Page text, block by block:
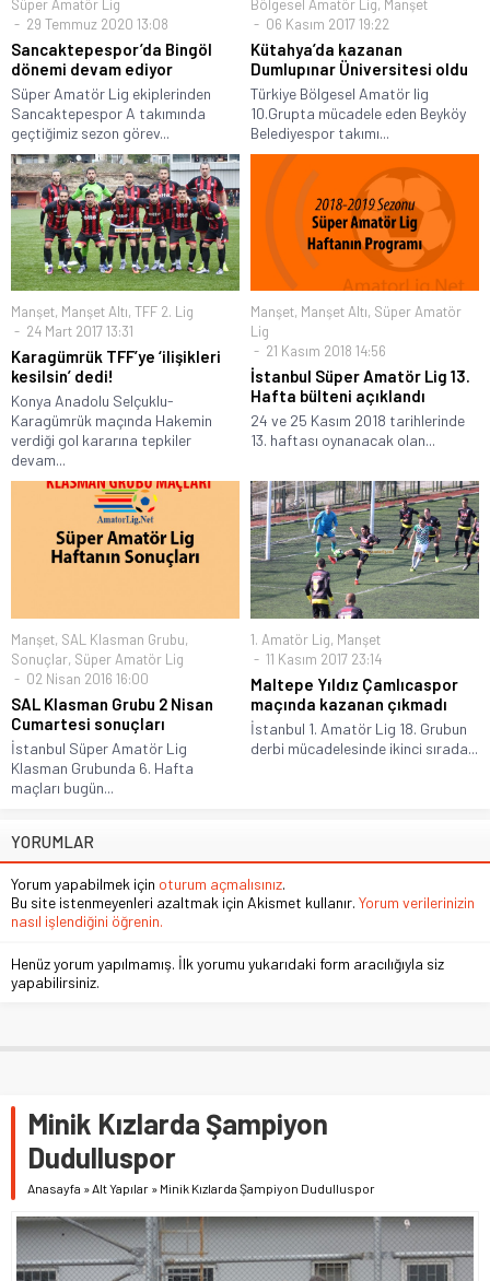
Süper Amatör Lig
29 Temmuz 2020 13:08
Sancaktepespor’da Bingöl
dönemi devam ediyor
Süper Amatör Lig ekiplerinden
Sancaktepespor A takımında
geçtiğimiz sezon görev...
Bölgesel Amatör Lig, Manşet
06 Kasım 2017 19:22
Kütahya’da kazanan
Dumlupınar Üniversitesi oldu
Türkiye Bölgesel Amatör lig
10.Grupta mücadele eden Beyköy
Belediyespor takımı...
Manşet, Manşet Altı, TFF 2. Lig
24 Mart 2017 13:31
Karagümrük TFF’ye ‘ilişikleri
kesilsin’ dedi!
Konya Anadolu Selçuklu-
Karagümrük maçında Hakemin
verdiği gol kararına tepkiler
devam...
Manşet, Manşet Altı, Süper Amatör
Lig
21 Kasım 2018 14:56
İstanbul Süper Amatör Lig 13.
Hafta bülteni açıklandı
24 ve 25 Kasım 2018 tarihlerinde
13. haftası oynanacak olan...
Manşet, SAL Klasman Grubu,
Sonuçlar, Süper Amatör Lig
02 Nisan 2016 16:00
SAL Klasman Grubu 2 Nisan
Cumartesi sonuçları
İstanbul Süper Amatör Lig
Klasman Grubunda 6. Hafta
maçları bugün...
1. Amatör Lig, Manşet
11 Kasım 2017 23:14
Maltepe Yıldız Çamlıcaspor
maçında kazanan çıkmadı
İstanbul 1. Amatör Lig 18. Grubun
derbi mücadelesinde ikinci sırada...
YORUMLAR
Yorum yapabilmek için oturum açmalısınız.
Bu site istenmeyenleri azaltmak için Akismet kullanır. Yorum verilerinizin
nasıl işlendiğini öğrenin.
Henüz yorum yapılmamış. İlk yorumu yukarıdaki form aracılığıyla siz
yapabilirsiniz.
Minik Kızlarda Şampiyon
Dudulluspor
Anasayfa » Alt Yapılar » Minik Kızlarda Şampiyon Dudulluspor